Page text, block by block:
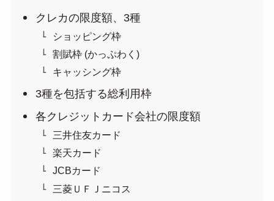
クレカの限度額、3種
ショッピング枠
割賦枠 (かっぷわく)
キャッシング枠
3種を包括する総利用枠
各クレジットカード会社の限度額
三井住友カード
楽天カード
JCBカード
三菱ＵＦＪニコス